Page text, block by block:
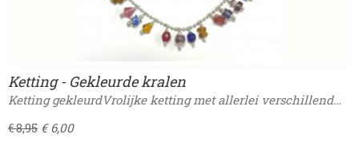
Ketting - Gekleurde kralen
Ketting gekleurdVrolijke ketting met allerlei verschillend…
€ 8,95 € 6,00